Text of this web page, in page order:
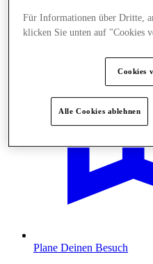
Plane Deinen Besuch
Für Informationen über Dritte,
klicken Sie unten auf "Cookies
Cookies
Alle Cookies ablehnen